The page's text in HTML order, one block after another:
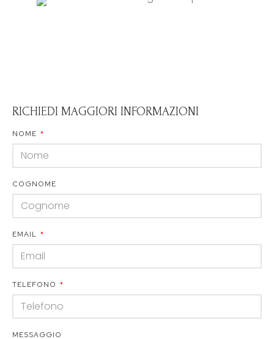
RICHIEDI MAGGIORI INFORMAZIONI
NOME
COGNOME
EMAIL
TELEFONO
MESSAGGIO